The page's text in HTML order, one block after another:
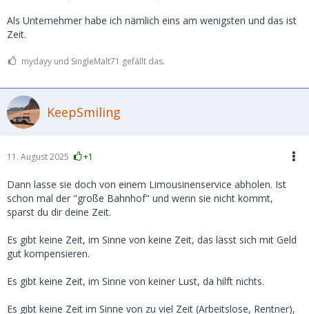
Als Unternehmer habe ich nämlich eins am wenigsten und das ist
Zeit.
mydayy und SingleMalt71 gefällt das.
KeepSmiling
11. August 2025 +1
Dann lasse sie doch von einem Limousinenservice abholen. Ist
schon mal der "große Bahnhof" und wenn sie nicht kommt,
sparst du dir deine Zeit.
Es gibt keine Zeit, im Sinne von keine Zeit, das lässt sich mit Geld
gut kompensieren.
Es gibt keine Zeit, im Sinne von keiner Lust, da hilft nichts.
Es gibt keine Zeit im Sinne von zu viel Zeit (Arbeitslose, Rentner),